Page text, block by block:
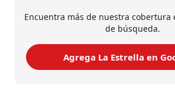
Encuentra más de nuestra cobertura
de búsqueda.
Agrega La Estrella en